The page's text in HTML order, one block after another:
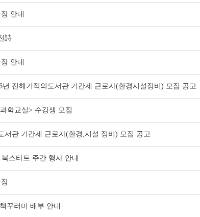
안내
詩
안내
년 진해기적의도서관 기간제 근로자(환경시설정비) 모집 공고
학교실> 수강생 모집
서관 기간제 근로자(환경,시설 정비) 모집 공고
스타트 주간 행사 안내
꾸러미 배부 안내